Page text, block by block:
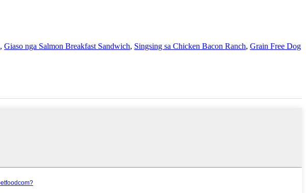
, Giaso nga Salmon Breakfast Sandwich, Singsing sa Chicken Bacon Ranch, Grain Free Dog